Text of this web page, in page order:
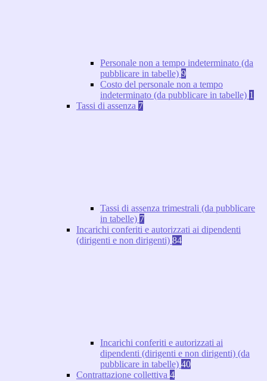
Personale non a tempo indeterminato (da
pubblicare in tabelle) 9
Costo del personale non a tempo
indeterminato (da pubblicare in tabelle) 1
Tassi di assenza 7
Tassi di assenza trimestrali (da pubblicare
in tabelle) 7
Incarichi conferiti e autorizzati ai dipendenti
(dirigenti e non dirigenti) 84
Incarichi conferiti e autorizzati ai
dipendenti (dirigenti e non dirigenti) (da
pubblicare in tabelle) 40
Contrattazione collettiva 4